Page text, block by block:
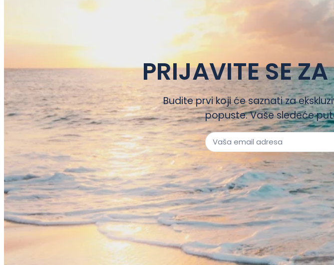
PRIJAVITE SE
Budite prvi koji će saznati za
popuste. Vaše sledeće